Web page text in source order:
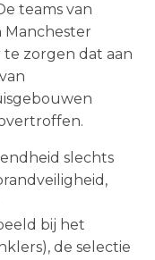
teams van
Manchester
zorgen dat aan
slechts
bij het
de selectie